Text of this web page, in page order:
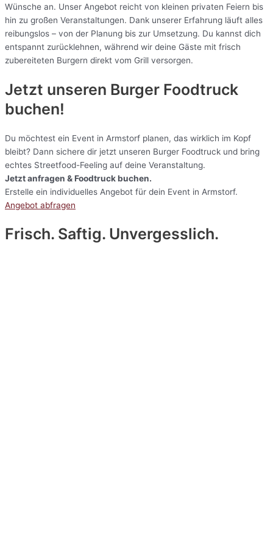
Wünsche an. Unser Angebot reicht von kleinen privaten Feiern bis
hin zu großen Veranstaltungen. Dank unserer Erfahrung läuft alles
reibungslos – von der Planung bis zur Umsetzung. Du kannst dich
entspannt zurücklehnen, während wir deine Gäste mit frisch
zubereiteten Burgern direkt vom Grill versorgen.
Jetzt unseren Burger Foodtruck
buchen!
Du möchtest ein Event in Armstorf planen, das wirklich im Kopf
bleibt? Dann sichere dir jetzt unseren Burger Foodtruck und bring
echtes Streetfood-Feeling auf deine Veranstaltung.
Jetzt anfragen & Foodtruck buchen.
Erstelle ein individuelles Angebot für dein Event in Armstorf.
Angebot abfragen
Frisch. Saftig. Unvergesslich.